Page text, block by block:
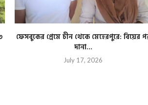
ফেসবুকের প্রেমে চীন থেকে মেহেরপুরে: বিয়ের
দানা...
July 17, 2026